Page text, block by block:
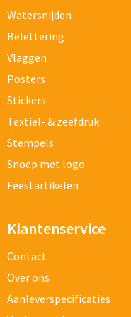
Watersnijden
Belettering
Vlaggen
Posters
Stickers
Textiel- & zeefdruk
Stempels
Snoep met logo
Feestartikelen
Klantenservice
Contact
Over ons
Aanleverspecificaties